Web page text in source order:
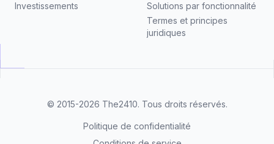
Investissements
Solutions par fonctionnalité
Termes et principes
juridiques
© 2015-2026 The2410. Tous droits réservés.
Politique de confidentialité